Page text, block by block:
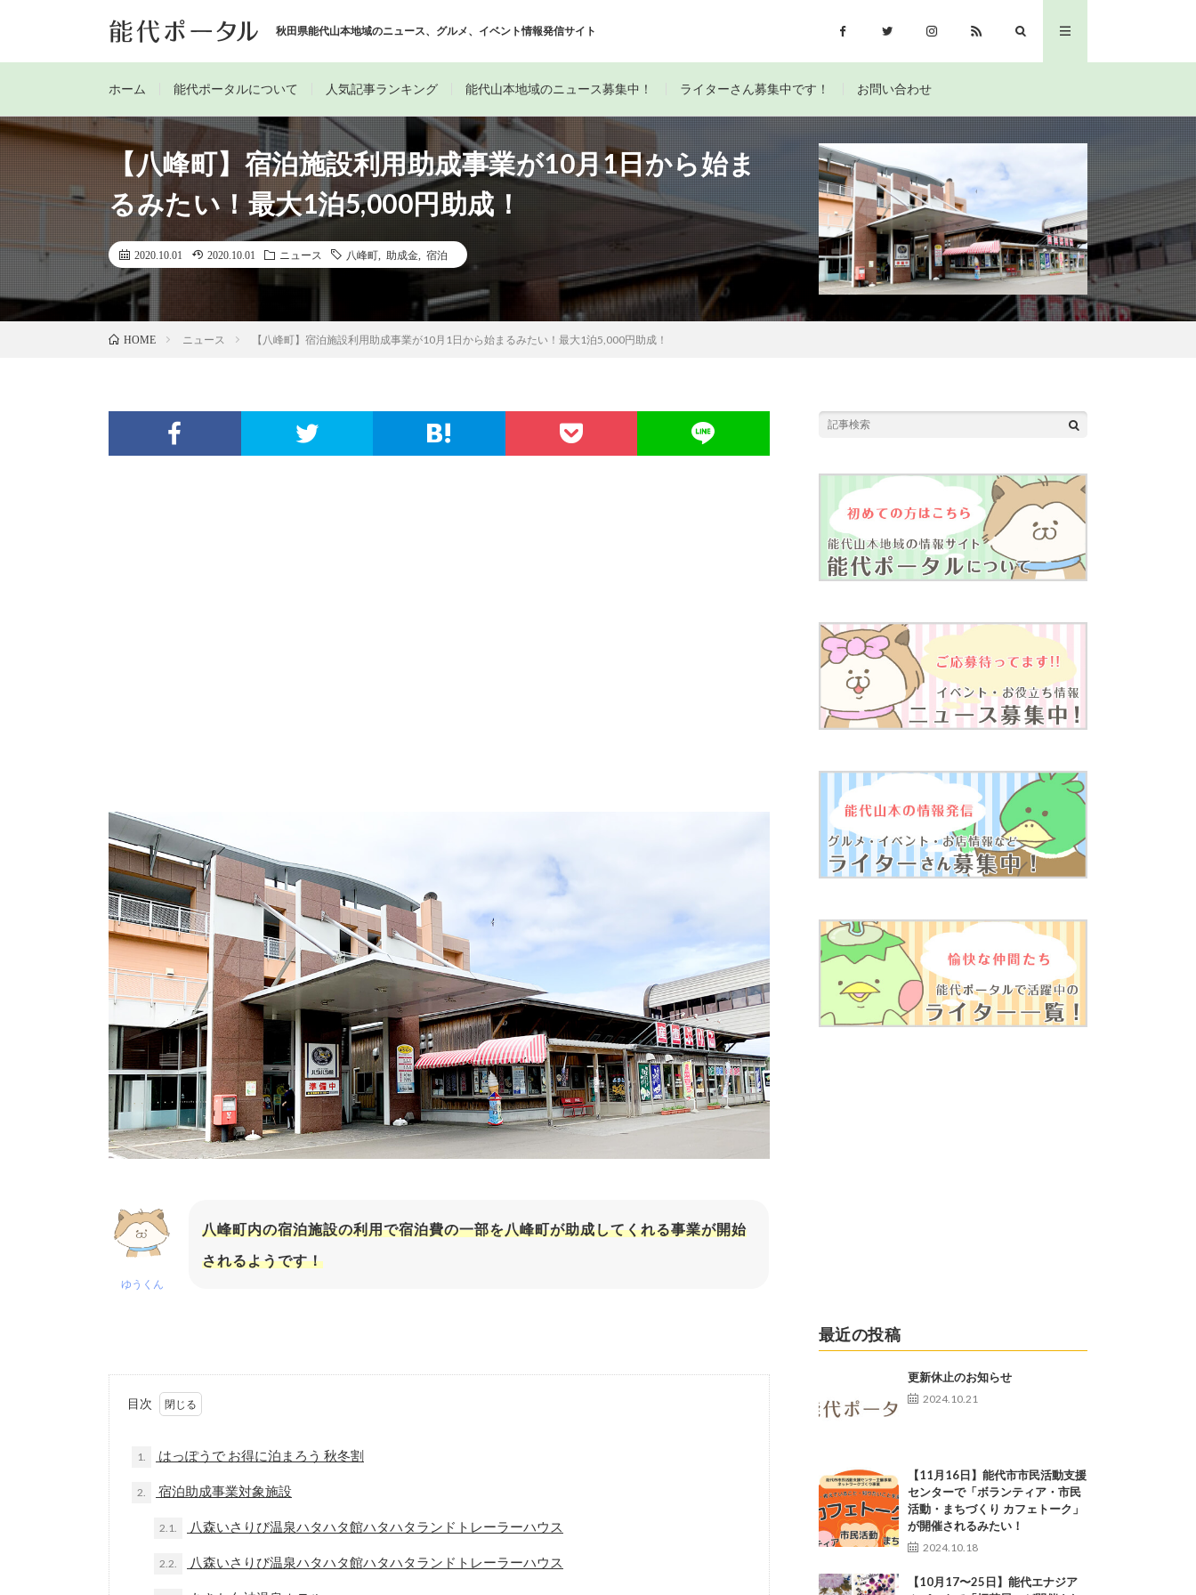
秋田県能代山本地域のニュース、グルメ、イベント情報発信サイト
ホーム 能代ポータルについて 人気記事ランキング 能代山本地域のニュース募集中！ ライターさん募集中です！ お問い合わせ
【八峰町】宿泊施設利用助成事業が10月1日から始ま
るみたい！最大1泊5,000円助成！
2020.10.01 2020.10.01 ニュース 八峰町 助成金 宿泊
HOME ニュース 【八峰町】宿泊施設利用助成事業が10月1日から始まるみたい！最大1泊5,000円助成！
ゆうくん
八峰町内の宿泊施設の利用で宿泊費の一部を八峰町が助成してくれる事業が開始
されるようです！
目次
1. はっぽうで お得に泊まろう 秋冬割
2. 宿泊助成事業対象施設
2.1. 八森いさりび温泉ハタハタ館ハタハタランドトレーラーハウス
2.2. 八森いさりび温泉ハタハタ館ハタハタランドトレーラーハウス
最近の投稿
更新休止のお知らせ
2024.10.21
【11月16日】能代市市民活動支援
センターで「ボランティア・市民
活動・まちづくり カフェトーク」
が開催されるみたい！
2024.10.18
【10月17〜25日】能代エナジア